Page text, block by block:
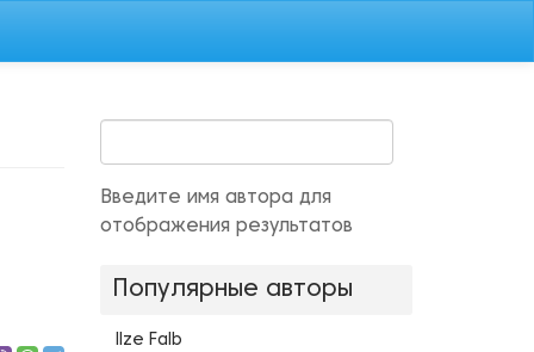
Введите имя автора для
отображения результатов
Популярные авторы
Ilze Falb